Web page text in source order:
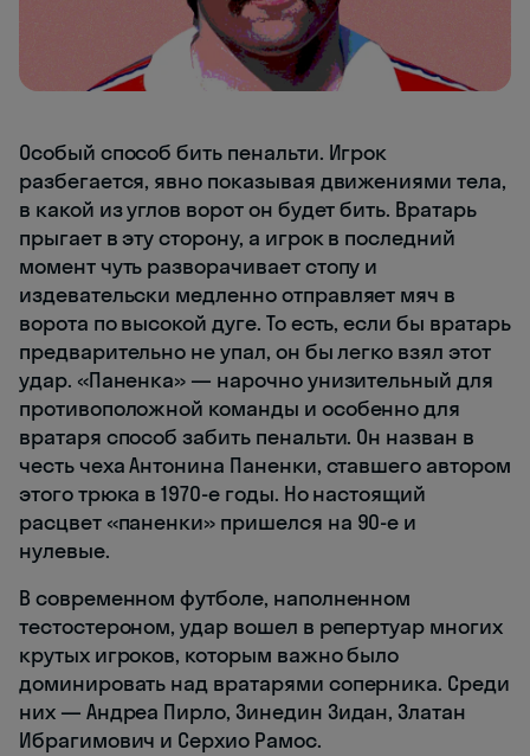
Особый способ бить пенальти. Игрок
разбегается, явно показывая движениями тела,
в какой из углов ворот он будет бить. Вратарь
прыгает в эту сторону, а игрок в последний
момент чуть разворачивает стопу и
издевательски медленно отправляет мяч в
ворота по высокой дуге. То есть, если бы вратарь
предварительно не упал, он бы легко взял этот
удар. «Паненка» — нарочно унизительный для
противоположной команды и особенно для
вратаря способ забить пенальти. Он назван в
честь чеха Антонина Паненки, ставшего автором
этого трюка в 1970-е годы. Но настоящий
расцвет «паненки» пришелся на 90-е и
нулевые.
В современном футболе, наполненном
тестостероном, удар вошел в репертуар многих
крутых игроков, которым важно было
доминировать над вратарями соперника. Среди
них — Андреа Пирло, Зинедин Зидан, Златан
Ибрагимович и Серхио Рамос.